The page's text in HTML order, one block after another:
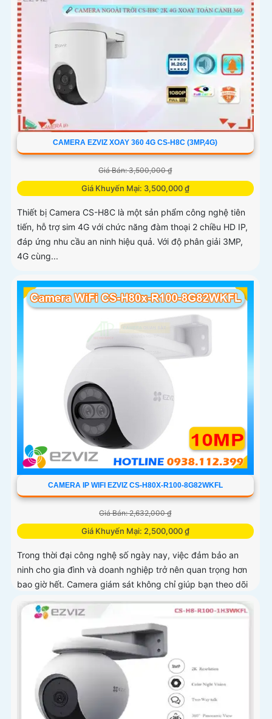
CAMERA EZVIZ XOAY 360 4G CS-H8C (3MP,4G)
Giá Bán: 3,500,000 ₫
Giá Khuyến Mại: 3,500,000 ₫
Thiết bị Camera CS-H8C là một sản phẩm công nghệ tiên
tiến, hỗ trợ sim 4G với chức năng đàm thoại 2 chiều HD IP,
đáp ứng nhu cầu an ninh hiệu quả. Với độ phân giải 3MP,
4G cùng...
CAMERA IP WIFI EZVIZ CS-H80X-R100-8G82WKFL
Giá Bán: 2,632,000 ₫
Giá Khuyến Mại: 2,500,000 ₫
Trong thời đại công nghệ số ngày nay, việc đảm bảo an
ninh cho gia đình và doanh nghiệp trở nên quan trọng hơn
bao giờ hết. Camera giám sát không chỉ giúp bạn theo dõi
mọi hoạt động xung quanh mà còn mang lại sự an tâm cho
bạn và những người thân yêu